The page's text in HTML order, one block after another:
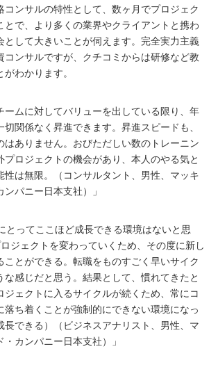
コンサルの特性として、数ヶ月でプロジェク
とで、より多くの業界やクライアントと携わ
として大きいことが伺えます。完全実力主義
コンサルですが、クチコミからは研修など教
わかります。
ームに対してバリューを出している限り、年
関係なく昇進できます。昇進スピードも、
はありません。おびただしい数のトレーニン
プロジェクトの機会があり、本人のやる気と
性は無限。（コンサルタント、男性、マッキ
パニー日本支社）」
とってここほど成長できる環境はないと思
ジェクトを変わっていくため、その度に新し
ことができる。転職をものすごく早いサイク
な感じだと思う。結果として、慣れてきたと
ジェクトに入るサイクルが続くため、常にコ
落ち着くことが強制的にできない環境になっ
長できる）（ビジネスアナリスト、男性、マ
カンパニー日本支社）」